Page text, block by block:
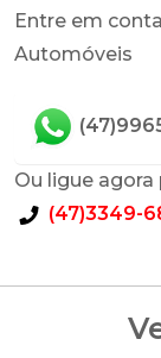
Entre em
Automóveis
Ou ligue agora
(47)3349-